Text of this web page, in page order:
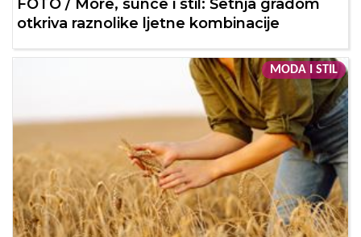
FOTO / More, sunce i stil: Šetnja gradom
otkriva raznolike ljetne kombinacije
MODA I STIL